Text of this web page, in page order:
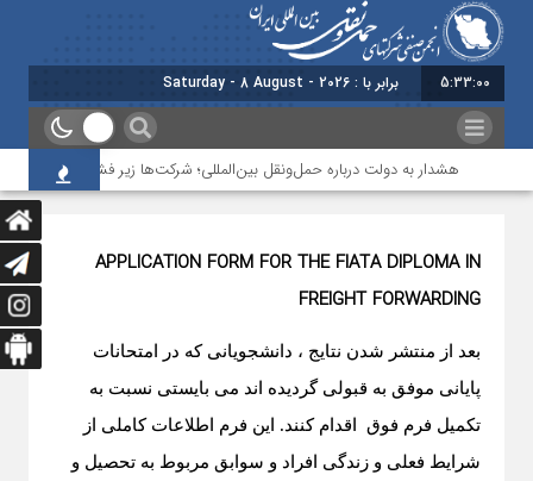
5:33:00 برابر با : Saturday - 8 August - 2026
هشدار به دولت درباره حمل‌ونقل بین‌المللی؛ شرکت‌ها زیر فشار نقدینگی،
APPLICATION FORM FOR THE FIATA DIPLOMA IN
FREIGHT FORWARDING
بعد از منتشر شدن نتایج ، دانشجویانی که در امتحانات
پایانی موفق به قبولی گردیده اند می بایستی نسبت به
تکمیل فرم فوق
اقدام کنند. این فرم اطلاعات کاملی از
شرایط فعلی و زندگی افراد و سوابق مربوط به تحصیل و